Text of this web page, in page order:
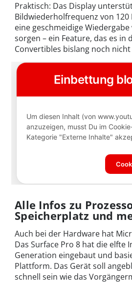
Praktisch: Das Display
Bildwiederholfrequenz von
eine geschmeidige
sorgen – ein Feature, das es in
Convertibles bislang noch nicht
Alle Infos zu
Speicherplatz und
Auch bei der Hardware hat
Das Surface Pro 8 hat die elfte
Generation eingebaut und
Plattform. Das Gerät soll
schnell sein wie das